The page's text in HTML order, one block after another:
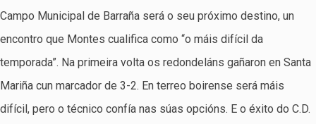
Campo Municipal de Barraña será o seu próximo destino, un
encontro que Montes cualifica como “o máis difícil da
temporada”. Na primeira volta os redondeláns gañaron en Santa
Mariña cun marcador de 3-2. En terreo boirense será máis
difícil, pero o técnico confía nas súas opcións. E o éxito do C.D.